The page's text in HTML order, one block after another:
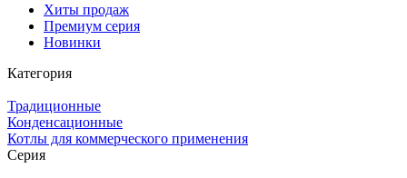
Хиты продаж
Премиум серия
Новинки
Категория
Традиционные
Конденсационные
Котлы для коммерческого применения
Серия